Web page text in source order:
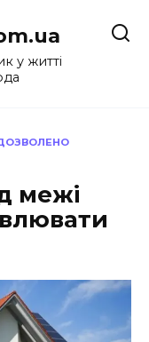
у житті
ДОЗВОЛЕНО
межі